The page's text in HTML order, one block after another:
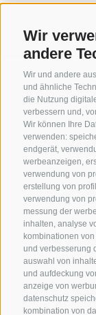
Wir
andere
Wir und andere
und ähnliche
die Nutzung
verbessern und,
Wir können Ihre
verwenden:
endgerät,
werbeanzeigen,
verwendung von
erstellung von
verwendung von
messung der
inhalten, analyse
kombinationen
und verbesserung
auswahl von
und aufdeckung
anzeige von
datenschutz
kombination von